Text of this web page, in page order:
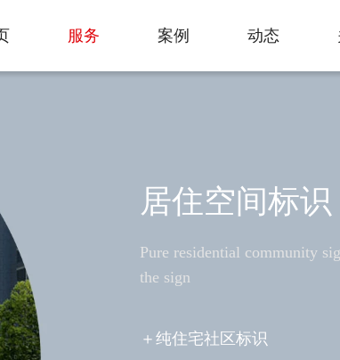
服务
案例
动态
居住空间标识
Pure residential community
the sign
＋纯住宅社区标识